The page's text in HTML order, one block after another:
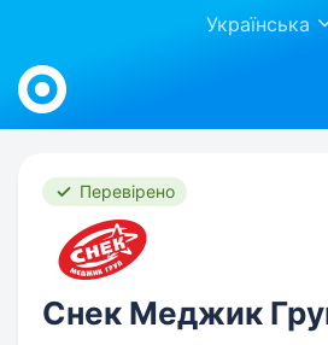
Українська
Work.ua
Перевірено
Снек Меджик